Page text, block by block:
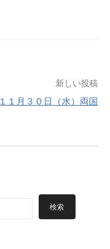
新しい投稿
１１月３０日（水）両国
検索